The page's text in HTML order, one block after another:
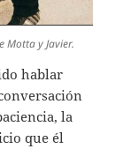
Motta y Javier.
hablar
la
que él